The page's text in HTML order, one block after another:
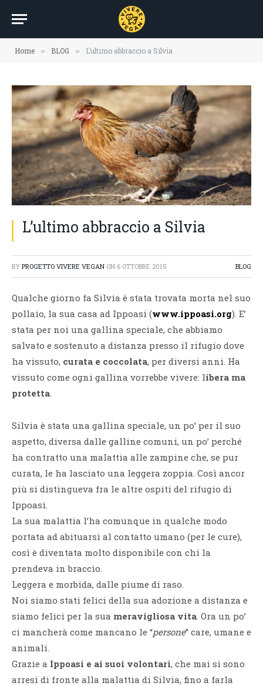
Home » BLOG » L’ultimo abbraccio a Silvia
L’ultimo abbraccio a Silvia
BY PROGETTO VIVERE VEGAN ON 6 OTTOBRE 2015 BLOG
Qualche giorno fa Silvia è stata trovata morta nel suo
pollaio, la sua casa ad Ippoasi (www.ippoasi.org). E’
stata per noi una gallina speciale, che abbiamo
salvato e sostenuto a distanza presso il rifugio dove
ha vissuto, curata e coccolata, per diversi anni. Ha
vissuto come ogni gallina vorrebbe vivere: libera ma
protetta.
Silvia è stata una gallina speciale, un po’ per il suo
aspetto, diversa dalle galline comuni, un po’ perché
ha contratto una malattia alle zampine che, se pur
curata, le ha lasciato una leggera zoppia. Così ancor
più si distingueva fra le altre ospiti del rifugio di
Ippoasi.
La sua malattia l’ha comunque in qualche modo
portata ad abituarsi al contatto umano (per le cure),
così è diventata molto disponibile con chi la
prendeva in braccio.
Leggera e morbida, dalle piume di raso.
Noi siamo stati felici della sua adozione a distanza e
siamo felici per la sua meravigliosa vita . Ora un po’
ci mancherà come mancano le “persone” care, umane e
animali.
Grazie a Ippoasi e ai suoi volontari, che mai si sono
arresi di fronte alla malattia di Silvia, fino a farla